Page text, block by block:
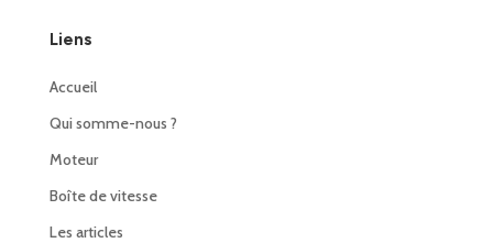
Liens
Accueil
Qui somme-nous ?
Moteur
Boîte de vitesse
Les articles